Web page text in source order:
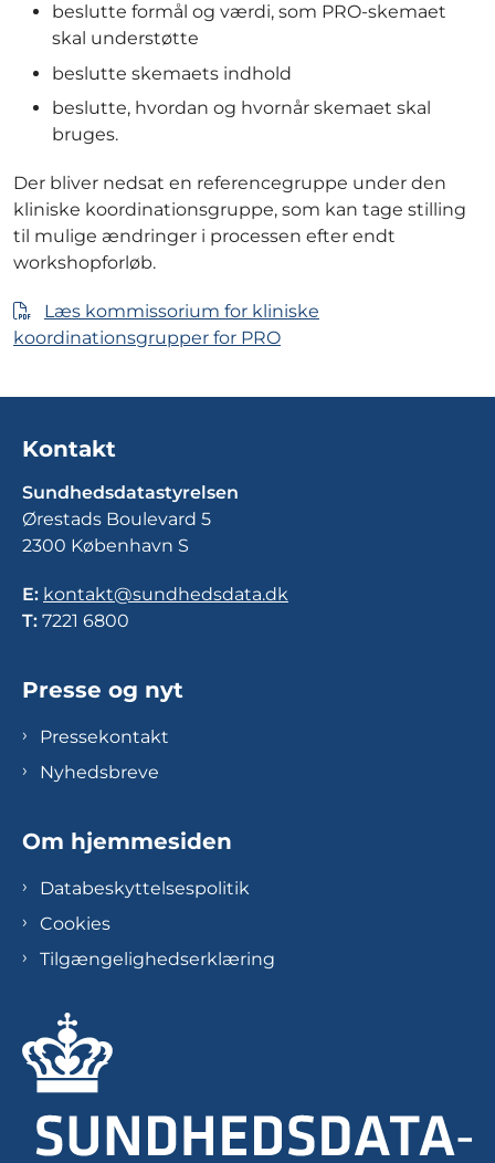
beslutte formål og værdi, som PRO-skemaet
skal understøtte
beslutte skemaets indhold
beslutte, hvordan og hvornår skemaet skal
bruges.
Der bliver nedsat en referencegruppe under den
kliniske koordinationsgruppe, som kan tage stilling
til mulige ændringer i processen efter endt
workshopforløb.
Læs kommissorium for kliniske
koordinationsgrupper for PRO
Kontakt
Sundhedsdatastyrelsen
Ørestads Boulevard 5
2300 København S
E: kontakt@sundhedsdata.dk
T: 7221 6800
Presse og nyt
Pressekontakt
Nyhedsbreve
Om hjemmesiden
Databeskyttelsespolitik
Cookies
Tilgængelighedserklæring